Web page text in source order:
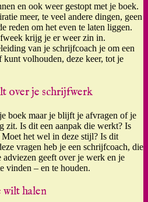
en ook weer gestopt met je boek.
meer, te veel andere dingen, geen
reden om het even te laten liggen.
krijg je er weer zin in.
van je schrijfcoach je om een
kunt volhouden, deze keer, tot je
over je schrijfwerk
boek maar je blijft je afvragen of je
zit. Is dit een aanpak die werkt? Is
het wel in deze stijl? Is dit
vragen heb je een schrijfcoach, die
adviezen geeft over je werk en je
vinden – en te houden.
wilt halen